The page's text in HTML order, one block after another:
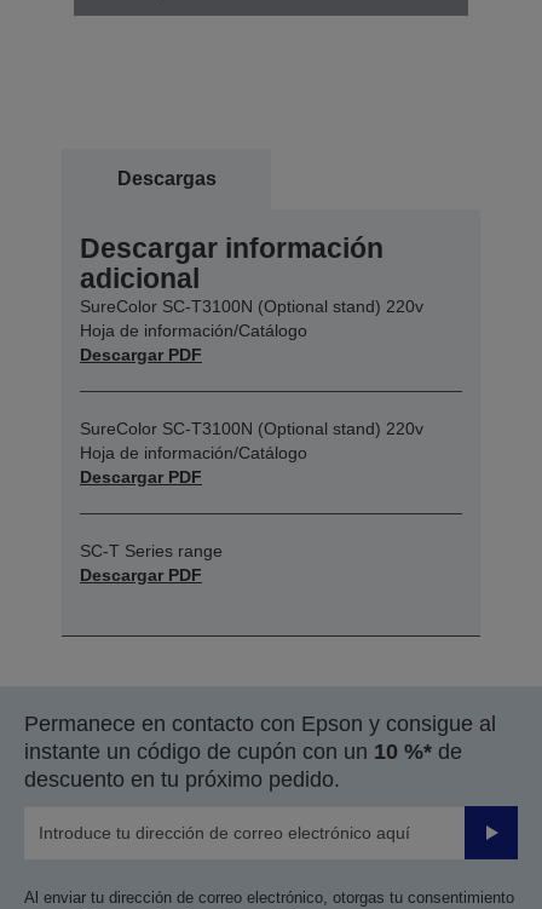
Descargas
Descargar información
adicional
SureColor SC-T3100N (Optional stand) 220v
Hoja de información/Catálogo
Descargar PDF
SureColor SC-T3100N (Optional stand) 220v
Hoja de información/Catálogo
Descargar PDF
SC-T Series range
Descargar PDF
Permanece en contacto con Epson y consigue al
instante un código de cupón con un 10 %* de
descuento en tu próximo pedido.
Enviar
Al enviar tu dirección de correo electrónico, otorgas tu consentimiento